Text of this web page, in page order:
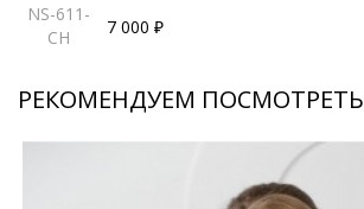
NS-611-
CH
7 000 ₽
РЕКОМЕНДУЕМ ПОСМОТРЕТЬ